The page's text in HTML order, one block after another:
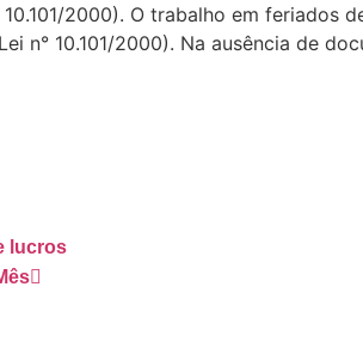
2000). O trabalho em feriados
n° 10.101/2000). Na ausência de
lucros